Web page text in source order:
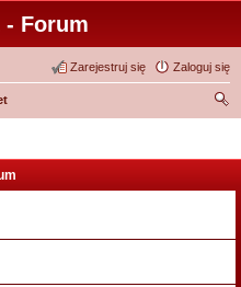
- Forum
Zaloguj się
Zarejestruj się